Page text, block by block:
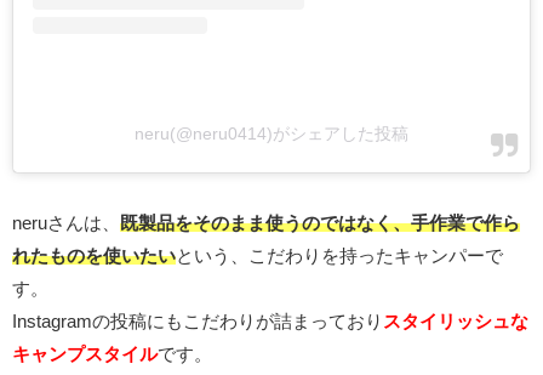
neru(@neru0414)がシェアした投稿
neruさんは、 既製品をそのまま使うのではなく、手作業で作ら
れたものを使いたいという、こだわりを持ったキャンパーで
す。
Instagramの投稿にもこだわりが詰まっており スタイリッシュな
キャンプスタイルです。